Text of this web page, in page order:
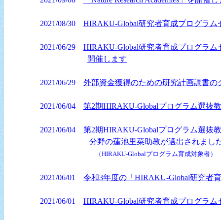
2021/08/30 HIRAKU-Global研究者育成プログラ
2021/06/29 HIRAKU-Global研究者育成プログラ
開催します
2021/06/29 外部資金獲得のための研究計画調書
2021/06/04 第2期HIRAKU-Globalプログラム選抜
2021/06/04 第2期HIRAKU-Globalプログラム選
分野の蓮池里菜助教が選出されまし
（HIRAKU-Globalプログラム育成対象者）
2021/06/01 令和3年度の「HIRAKU-Global研究者
2021/06/01 HIRAKU-Global研究者育成プログラ